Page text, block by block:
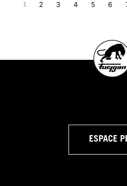
1 2 3 4 5 6
ESPACE